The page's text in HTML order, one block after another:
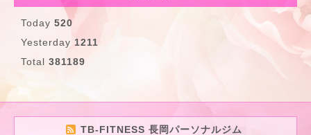
Today 520
Yesterday 1211
Total 381189
TB-FITNESS 長岡パーソナルジム